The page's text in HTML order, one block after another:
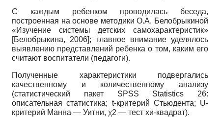
С каждым ребенком проводилась беседа,
построенная на основе методики О.А. Белобрыкиной
«Изучение системы детских самохарактеристик»
[Белобрыкина, 2006]; главное внимание уделялось
выявлению представлений ребенка о том, каким его
считают воспитатели (педагоги).
Полученные характеристики подвергались
качественному и количественному анализу
(статистический пакет SPSS Statistics 26:
описательная статистика; t-критерий Стьюдента; U-
критерий Манна — Уитни, χ2 — тест хи-квадрат).